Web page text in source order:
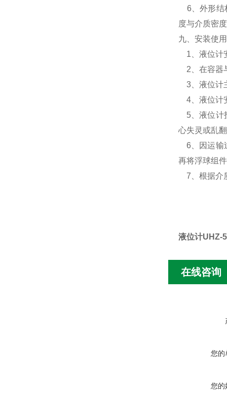
6、外形结
度与介质密
九、安装使
1、液位计
2、在容器
3、液位计
4、液位计
5、液位计
心失灵或乱
6、因运输
再将浮球组
7、根据介
液位计UHZ-
在线咨询
您的
您的